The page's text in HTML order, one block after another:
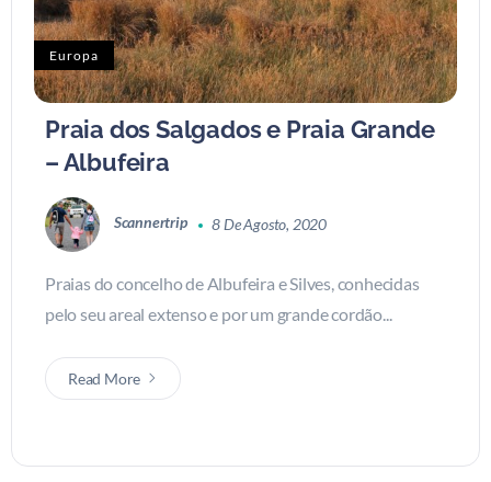
Europa
Praia dos Salgados e Praia Grande
– Albufeira
Scannertrip 8 De Agosto, 2020
Praias do concelho de Albufeira e Silves, conhecidas
pelo seu areal extenso e por um grande cordão...
Read More